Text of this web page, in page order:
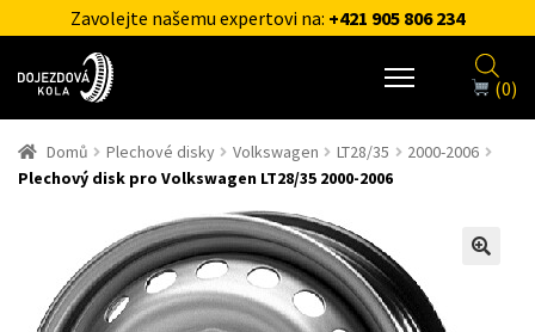
Zavolejte našemu expertovi na: +421 905 806 234
(0)
Domů Plechové disky Volkswagen LT28/35
2000-2006
Plechový disk pro Volkswagen LT28/35 2000-2006